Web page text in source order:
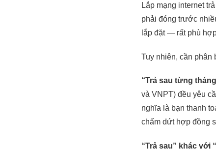
Lắp mạng internet
phải đóng trước
lắp đặt — rất phù
Tuy nhiên, cần phân
“Trả sau từng
và VNPT) đều yêu
nghĩa là bạn thanh
chấm dứt hợp đồng
“Trả sau” khác với